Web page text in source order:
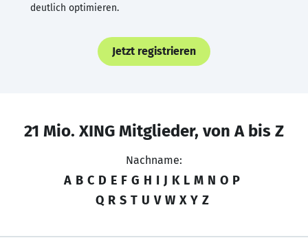
deutlich optimieren.
Jetzt registrieren
21 Mio. XING Mitglieder, von A bis Z
Nachname:
A B C D E F G H I J K L M N O P
Q R S T U V W X Y Z